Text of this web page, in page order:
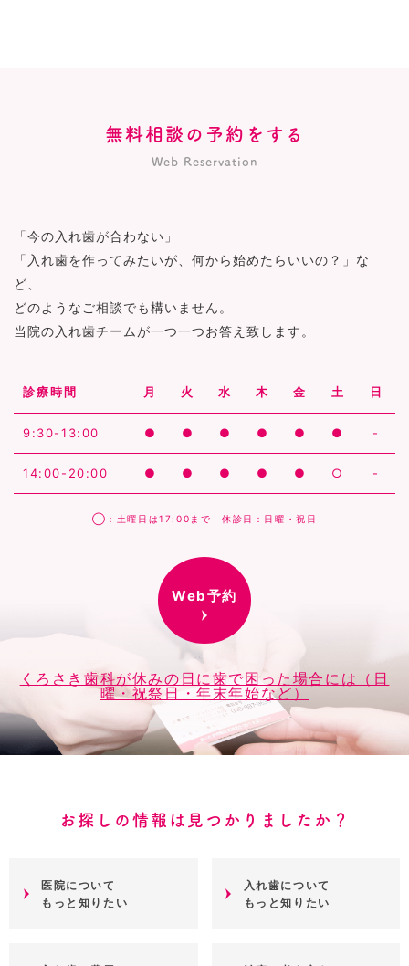
無料相談の予約をする
Web Reservation
「今の入れ歯が合わない」
「入れ歯を作ってみたいが、何から始めたらいいの？」な
ど、
どのようなご相談でも構いません。
当院の入れ歯チームが一つ一つお答え致します。
診療時間 月 火 水 木 金 土 日
9:30-13:00 ● ● ● ● ● ● -
14:00-20:00 ● ● ● ● ● ○ -
◯：土曜日は17:00まで 休診日：日曜・祝日
Web予約
くろさき歯科が休みの日に歯で困った場合には（日
曜・祝祭日・年末年始など）
お探しの情報は見つかりましたか？
医院について
もっと知りたい
入れ歯について
もっと知りたい